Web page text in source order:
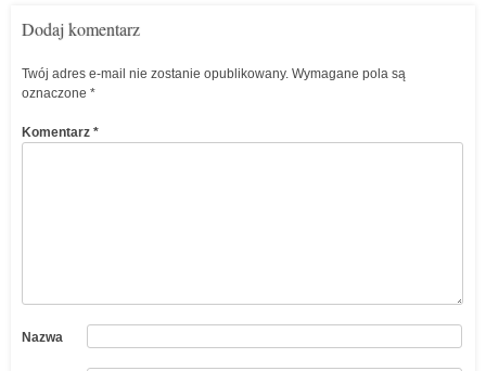
Dodaj komentarz
Twój adres e-mail nie zostanie opublikowany. Wymagane pola są
oznaczone *
Komentarz *
Nazwa